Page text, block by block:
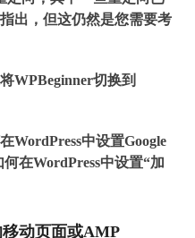
出，但这仍然是您需要考
WPBeginner切换到
WordPress中设置Google
在WordPress中设置“加
动页面或AMP